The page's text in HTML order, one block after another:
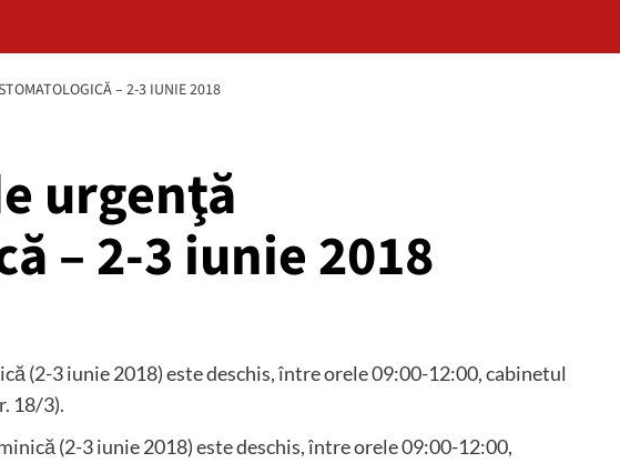
– 2-3 IUNIE 2018
urgenţă
– 2-3 iunie 2018
(2-3 iunie 2018) este deschis, între orele 09:00-12:00, cabinetul
18/3).
(2-3 iunie 2018) este deschis, între orele 09:00-12:00,